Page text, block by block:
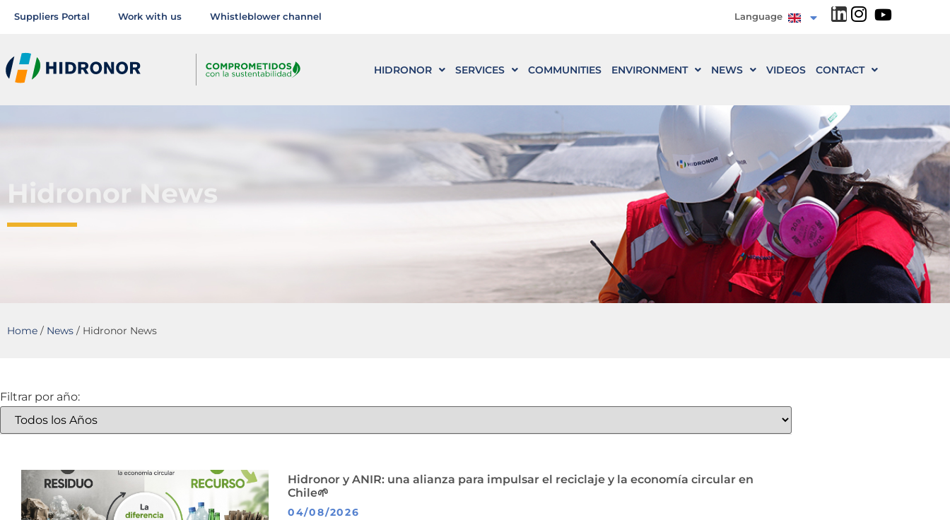
Suppliers Portal Work with us Whistleblower channel Language
HIDRONOR SERVICES COMMUNITIES ENVIRONMENT NEWS VIDEOS CONTACT
Hidronor News
Home / News / Hidronor News
Filtrar por año:
Hidronor y ANIR: una alianza para impulsar el reciclaje y la economía circular en
Chile🌱
04/08/2026